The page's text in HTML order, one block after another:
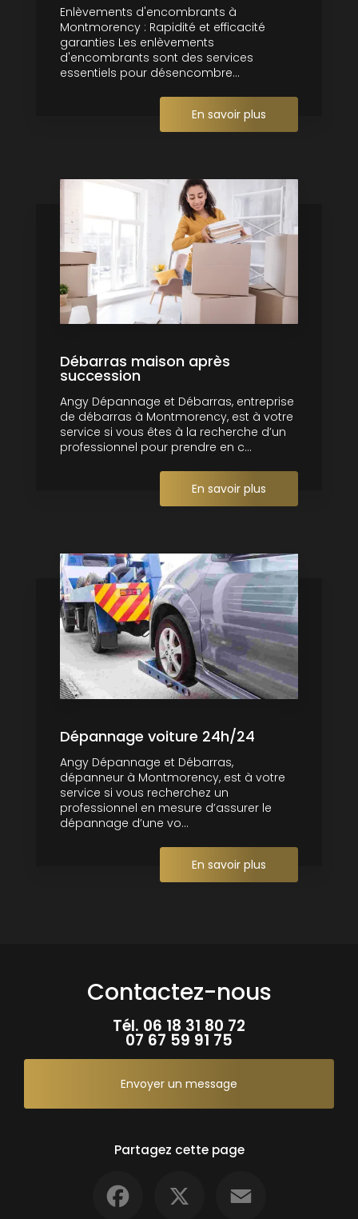
Enlèvements d'encombrants à
Montmorency : Rapidité et efficacité
garanties Les enlèvements
d'encombrants sont des services
essentiels pour désencombre...
En savoir plus
Débarras maison après
succession
Angy Dépannage et Débarras, entreprise
de débarras à Montmorency, est à votre
service si vous êtes à la recherche d’un
professionnel pour prendre en c...
En savoir plus
Dépannage voiture 24h/24
Angy Dépannage et Débarras,
dépanneur à Montmorency, est à votre
service si vous recherchez un
professionnel en mesure d’assurer le
dépannage d’une vo...
En savoir plus
Contactez-nous
Tél. 06 18 31 80 72
07 67 59 91 75
Envoyer un message
Partagez cette page